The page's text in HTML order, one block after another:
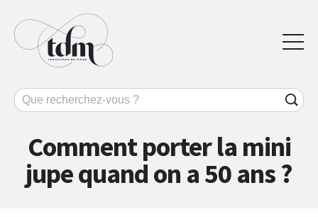
Comment porter la mini
jupe quand on a 50 ans ?